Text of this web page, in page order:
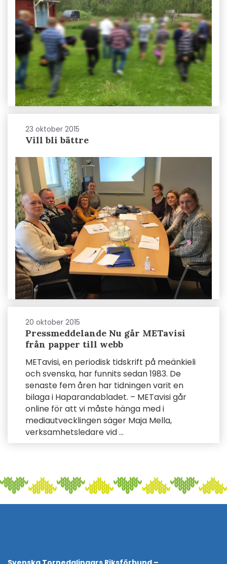
23 oktober 2015
Vill bli bättre
20 oktober 2015
Pressmeddelande Nu går METavisi
från papper till webb
METavisi, en periodisk tidskrift på meänkieli
och svenska, har funnits sedan 1983. De
senaste fem åren har tidningen varit en
bilaga i Haparandabladet. – METavisi går
online för att vi måste hänga med i
mediautvecklingen säger Maja Mella,
verksamhetsledare vid ...